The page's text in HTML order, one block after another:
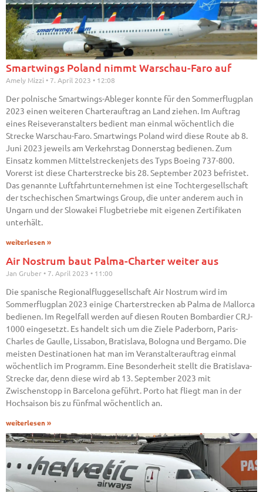
Smartwings Poland nimmt Warschau-Faro auf
Amely Mizzi 7. April 2023 12:08
Der polnische Smartwings-Ableger konnte für den Sommerflugplan
2023 einen weiteren Charterauftrag an Land ziehen. Im Auftrag
eines Reiseveranstalters bedient man einmal wöchentlich die
Strecke Warschau-Faro. Smartwings Poland wird diese Route ab 8.
Juni 2023 jeweils am Verkehrstag Donnerstag bedienen. Zum
Einsatz kommen Mittelstreckenjets des Typs Boeing 737-800.
Vorerst ist diese Charterstrecke bis 28. September 2023 befristet.
Das genannte Luftfahrtunternehmen ist eine Tochtergesellschaft
der tschechischen Smartwings Group, die unter anderem auch in
Ungarn und der Slowakei Flugbetriebe mit eigenen Zertifikaten
unterhält.
weiterlesen »
Air Nostrum baut Palma-Charter weiter aus
Jan Gruber 7. April 2023 11:00
Die spanische Regionalfluggesellschaft Air Nostrum wird im
Sommerflugplan 2023 einige Charterstrecken ab Palma de Mallorca
bedienen. Im Regelfall werden auf diesen Routen Bombardier CRJ-
1000 eingesetzt. Es handelt sich um die Ziele Paderborn, Paris-
Charles de Gaulle, Lissabon, Bratislava, Bologna und Bergamo. Die
meisten Destinationen hat man im Veranstalterauftrag einmal
wöchentlich im Programm. Eine Besonderheit stellt die Bratislava-
Strecke dar, denn diese wird ab 13. September 2023 mit
Zwischenstopp in Barcelona geführt. Porto hat fliegt man in der
Hochsaison bis zu fünfmal wöchentlich an.
weiterlesen »